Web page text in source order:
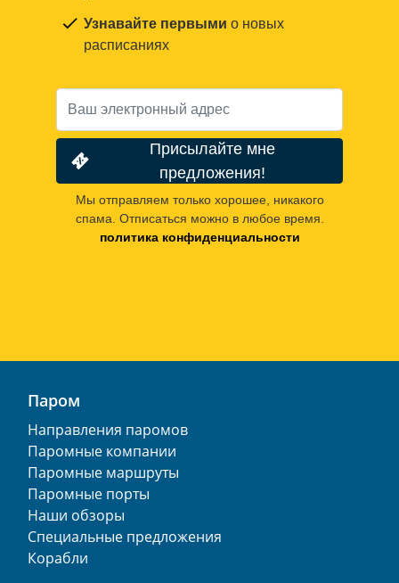
Узнавайте первыми о новых
расписаниях
Присылайте мне
предложения!
Мы отправляем только хорошее, никакого
спама. Отписаться можно в любое время.
политика конфиденциальности
Паром
Направления паромов
Паромные компании
Паромные маршруты
Паромные порты
Наши обзоры
Специальные предложения
Корабли